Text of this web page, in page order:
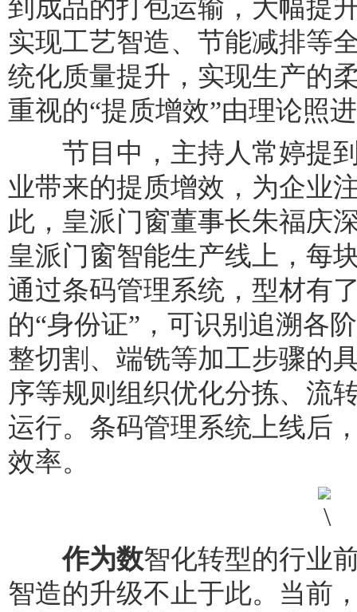
到成品的打包运输，大幅提
实现工艺智造、节能减排等
统化质量提升，实现生产的
重视的“提质增效”由理论照
节目中，主持人常婷提到
业带来的提质增效，为企业
此，皇派门窗董事长朱福庆
皇派门窗智能生产线上，每
通过条码管理系统，型材有
的“身份证”，可识别追溯各
整切割、端铣等加工步骤的
序等规则组织优化分拣、流
运行。条码管理系统上线后
效率。
作为数智化转型的行业
智造的升级不止于此。当前